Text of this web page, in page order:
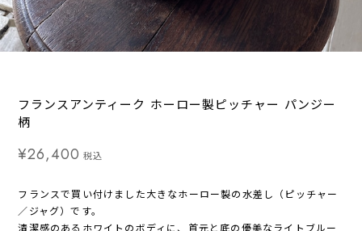
フランスアンティーク ホーロー製ピッチャー パンジー
柄
¥26,400 税込
フランスで買い付けました大きなホーロー製の水差し（ピッチャー
／ジャグ）です。